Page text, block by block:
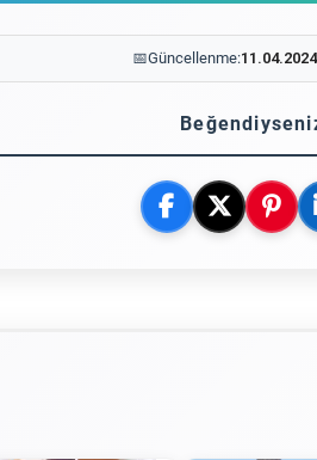
📅Güncellenme:11.04.2024